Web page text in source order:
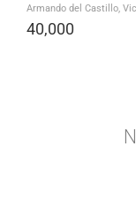
Armando del Castillo,
40,000